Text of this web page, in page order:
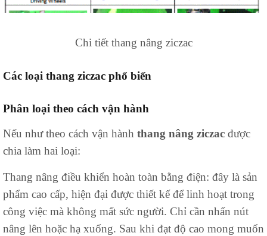
Chi tiết thang nâng ziczac
Các loại thang ziczac phổ biến
Phân loại theo cách vận hành
Nếu như theo cách vận hành thang nâng ziczac được
chia làm hai loại:
Thang nâng điều khiển hoàn toàn bằng điện: đây là sản
phẩm cao cấp, hiện đại được thiết kế để linh hoạt trong
công việc mà không mất sức người. Chỉ cần nhấn nút
nâng lên hoặc hạ xuống. Sau khi đạt độ cao mong muốn